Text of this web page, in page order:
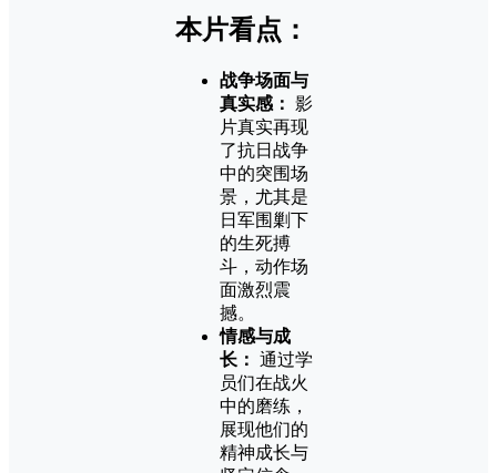
本片看点：
战争场面与
真实感： 影
片真实再现
了抗日战争
中的突围场
景，尤其是
日军围剿下
的生死搏
斗，动作场
面激烈震
撼。
情感与成
长： 通过学
员们在战火
中的磨练，
展现他们的
精神成长与